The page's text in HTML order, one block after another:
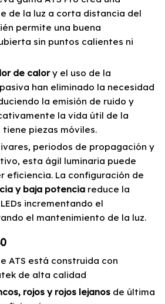
de la luz a corta distancia del
permite una buena
sin puntos calientes ni
de calory el uso de la
han eliminado la necesidad
la emisión de ruido y
la vida útil de la
tiene piezas móviles.
periodos de propagación y
esta ágil luminaria puede
eficiencia. La configuración de
y baja potencia reduce la
incrementando el
el mantenimiento de la luz.
ATS está construida con
de alta calidad
rojos y rojos lejanos de última